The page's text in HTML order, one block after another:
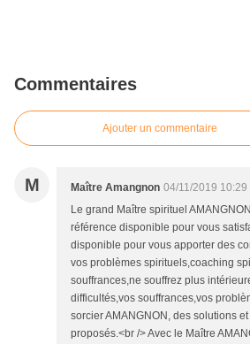
Commentaires
Ajouter un commentaire
M Maître Amangnon 04/11/2019 10:29
Le grand Maître spirituel
référence disponible pour vous
disponible pour vous apporter des
vos problèmes spirituels,coaching
souffrances,ne souffrez plus
difficultés,vos souffrances,vos
sorcier AMANGNON, des solutions
proposés.<br /> Avec le Maître